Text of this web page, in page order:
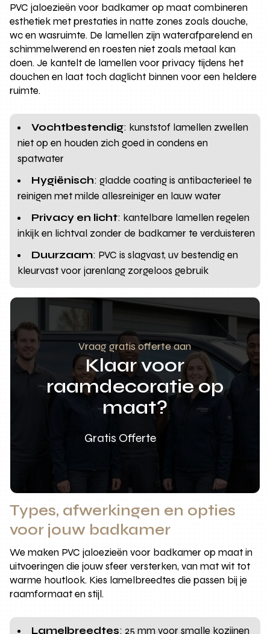
PVC jaloezieën voor badkamer op maat combineren
esthetiek met prestaties in natte zones zoals douche,
wc en wasruimte. De lamellen zijn waterafparelend en
schimmelwerend en roesten niet zoals metaal kan
doen. Je kantelt de lamellen voor privacy tijdens het
douchen en laat toch daglicht binnen voor een heldere
ruimte.
Vochtbestendig: kunststof lamellen zwellen
niet op en houden zich goed in condens en
spatwater
Hygiënisch: gladde coating is antibacterieel te
reinigen met milde allesreiniger en lauw water
Privacy en licht: kantelbare lamellen regelen
inkijk en lichtval zonder de badkamer te verduisteren
Duurzaam: PVC is slagvast, uv bestendig en
kleurvast voor jarenlang zorgeloos gebruik
Vraag gratis offerte aan
Klaar voor
raamdecoratie op
maat?
Gratis Offerte
Types, afwerkingen en opties
voor jouw badkamer
We maken PVC jaloezieën voor badkamer op maat in
uitvoeringen die jouw sfeer versterken, van mat wit tot
warme houtlook. Kies lamelbreedtes die passen bij je
raamformaat en stijl.
Lamelbreedtes: 25 mm voor smalle kozijnen